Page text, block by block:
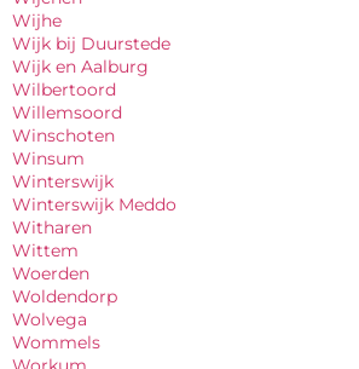
Wijhe
Wijk bij Duurstede
Wijk en Aalburg
Wilbertoord
Willemsoord
Winschoten
Winsum
Winterswijk
Winterswijk Meddo
Witharen
Wittem
Woerden
Woldendorp
Wolvega
Wommels